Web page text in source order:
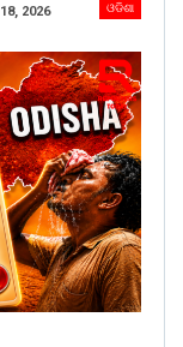
ଓଡିଶା
2026